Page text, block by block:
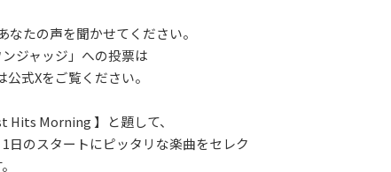
なたの声を聞かせてください。
ンジャッジ」への投票は
式Xをご覧ください。
Hits Morning 】と題して、
日のスタートにピッタリな楽曲をセレク